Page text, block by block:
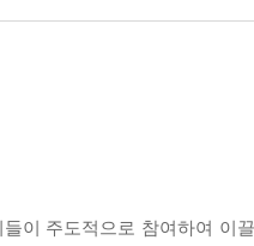
이 주도적으로 참여하여 이